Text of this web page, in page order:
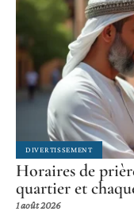
DIVERTISSEMENT
Horaires de
quartier et
1 août 2026